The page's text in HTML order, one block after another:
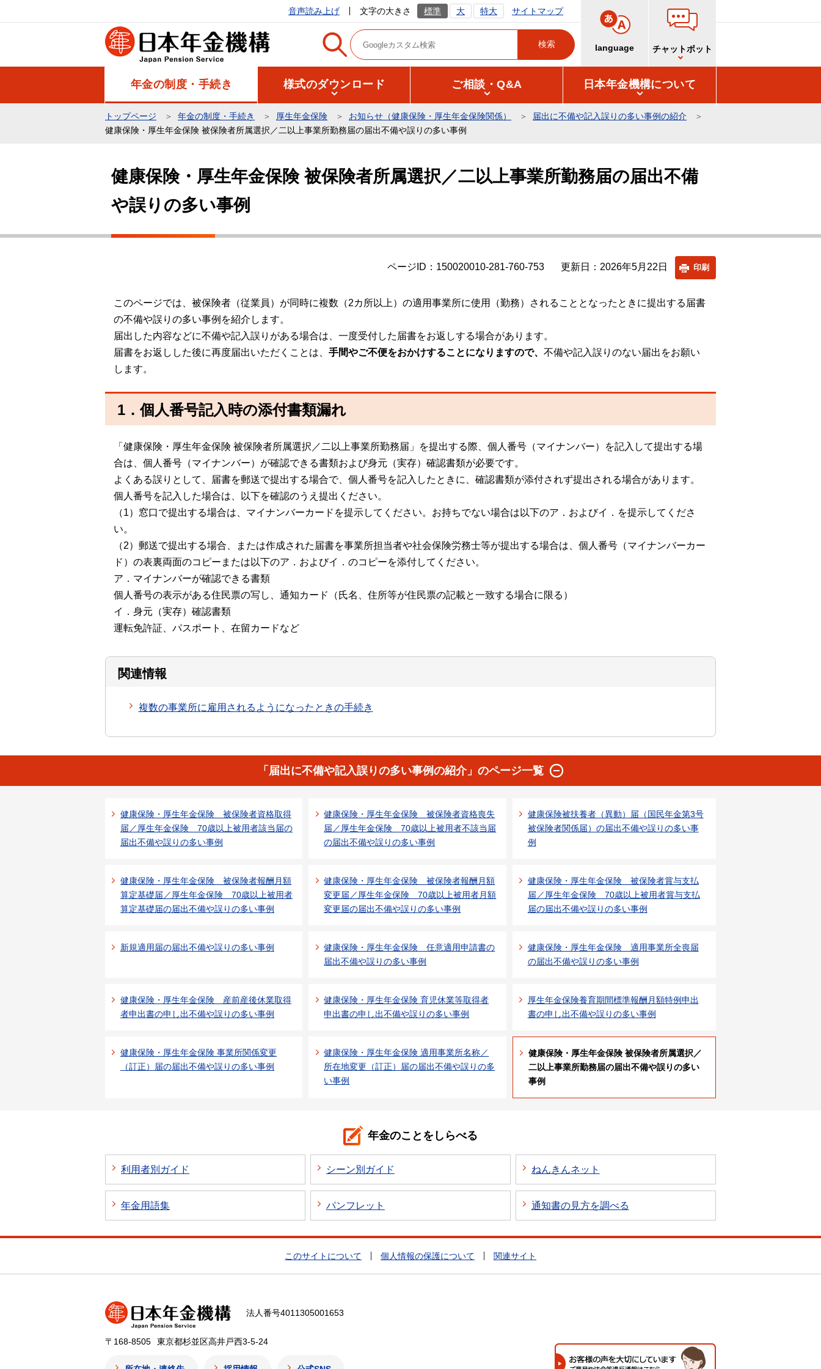
の
音声読み上げ 文字の大きさ 標準 大 特大 サイトマップ
language チャットボット
年金の制度・手続き 様式のダウンロード ご相談・Q&A 日本年金機構について
トップページ 年金の制度・手続き 厚生年金保険 お知らせ（健康保険・厚生年金保険関係）
届出に不備や記入誤りの多い事例の紹介
健康保険・厚生年金保険 被保険者所属選択／二以上事業所勤務届の届出不備や誤りの多い事例
ら
健康保険・厚生年金保険 被保険者所属選択／二以上事業所勤務届の届出不備
や誤りの多い事例
ページID：150020010-281-760-753 更新日：2026年5月22日 印刷
このページでは、被保険者（従業員）が同時に複数（2カ所以上）の適用事業所に使用（勤務）されることとなったときに提出する届書
の不備や誤りの多い事例を紹介します。
届出した内容などに不備や記入誤りがある場合は、一度受付した届書をお返しする場合があります。
届書をお返しした後に再度届出いただくことは、 手間やご不便をおかけすることになりますので、 不備や記入誤りのない届出をお願い
します。
1．個人番号記入時の添付書類漏れ
「健康保険・厚生年金保険 被保険者所属選択／二以上事業所勤務届」を提出する際、個人番号（マイナンバー）を記入して提出する場
合は、個人番号（マイナンバー）が確認できる書類および身元（実存）確認書類が必要です。
よくある誤りとして、届書を郵送で提出する場合で、個人番号を記入したときに、確認書類が添付されず提出される場合があります。
個人番号を記入した場合は、以下を確認のうえ提出ください。
（1）窓口で提出する場合は、マイナンバーカードを提示してください。お持ちでない場合は以下のア．およびイ．を提示してくださ
い。
（2）郵送で提出する場合、または作成された届書を事業所担当者や社会保険労務士等が提出する場合は、個人番号（マイナンバーカー
ド）の表裏両面のコピーまたは以下のア．およびイ．のコピーを添付してください。
ア．マイナンバーが確認できる書類
個人番号の表示がある住民票の写し、通知カード（氏名、住所等が住民票の記載と一致する場合に限る）
イ．身元（実存）確認書類
運転免許証、パスポート、在留カードなど
関連情報
複数の事業所に雇用されるようになったときの手続き
「届出に不備や記入誤りの多い事例の紹介」のページ一覧
健康保険・厚生年金保険 被保険者資格取得
届／厚生年金保険 70歳以上被用者該当届の
届出不備や誤りの多い事例
健康保険・厚生年金保険 被保険者資格喪失
届／厚生年金保険 70歳以上被用者不該当届
の届出不備や誤りの多い事例
健康保険被扶養者（異動）届（国民年金第3号
被保険者関係届）の届出不備や誤りの多い事
例
健康保険・厚生年金保険 被保険者報酬月額
算定基礎届／厚生年金保険 70歳以上被用者
算定基礎届の届出不備や誤りの多い事例
健康保険・厚生年金保険 被保険者報酬月額
変更届／厚生年金保険 70歳以上被用者月額
変更届の届出不備や誤りの多い事例
健康保険・厚生年金保険 被保険者賞与支払
届／厚生年金保険 70歳以上被用者賞与支払
届の届出不備や誤りの多い事例
新規適用届の届出不備や誤りの多い事例
健康保険・厚生年金保険 任意適用申請書の
届出不備や誤りの多い事例
健康保険・厚生年金保険 適用事業所全喪届
の届出不備や誤りの多い事例
健康保険・厚生年金保険 産前産後休業取得
者申出書の申し出不備や誤りの多い事例
健康保険・厚生年金保険 育児休業等取得者
申出書の申し出不備や誤りの多い事例
厚生年金保険養育期間標準報酬月額特例申出
書の申し出不備や誤りの多い事例
健康保険・厚生年金保険 事業所関係変更
（訂正）届の届出不備や誤りの多い事例
健康保険・厚生年金保険 適用事業所名称／
所在地変更（訂正）届の届出不備や誤りの多
い事例
健康保険・厚生年金保険 被保険者所属選択／
二以上事業所勤務届の届出不備や誤りの多い
事例
年金のことをしらべる
利用者別ガイド シーン別ガイド ねんきんネット
年金用語集 パンフレット 通知書の見方を調べる
このサイトについて 個人情報の保護について 関連サイト
法人番号4011305001653
〒168-8505 東京都杉並区高井戸西3-5-24